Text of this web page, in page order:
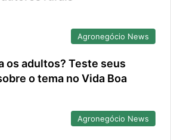
Agronegócio News
os adultos? Teste seus
o tema no Vida Boa
Agronegócio News